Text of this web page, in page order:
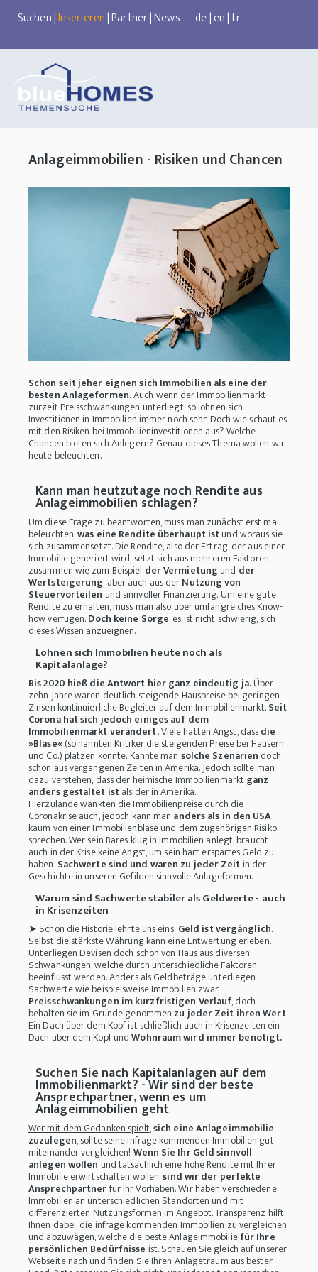
Suchen|Inserieren|Partner|News de|en|fr
Anlageimmobilien - Risiken und Chancen
Schon seit jeher eignen sich Immobilien als eine der
besten Anlageformen.Auch wenn der Immobilienmarkt
zurzeit Preisschwankungen unterliegt, so lohnen sich
Investitionen in Immobilien immer noch sehr. Doch wie schaut es
mit den Risiken bei Immobilieninvestitionen aus? Welche
Chancen bieten sich Anlegern? Genau dieses Thema wollen wir
heute beleuchten.
Kann man heutzutage noch Rendite aus
Anlageimmobilien schlagen?
Um diese Frage zu beantworten, muss man zunächst erst mal
beleuchten,was eine Rendite überhaupt istund woraus sie
sich zusammensetzt. Die Rendite, also der Ertrag, der aus einer
Immobilie generiert wird, setzt sich aus mehreren Faktoren
zusammen wie zum Beispiel der Vermietung und der
Wertsteigerung, aber auch aus derNutzung von
Steuervorteilen und sinnvoller Finanzierung. Um eine gute
Rendite zu erhalten, muss man also über umfangreiches Know-
how verfügen.Doch keine Sorge, es ist nicht schwierig, sich
dieses Wissen anzueignen.
Lohnen sich Immobilien heute noch als
Kapitalanlage?
Bis 2020 hieß die Antwort hier ganz eindeutig ja.Über
zehn Jahre waren deutlich steigende Hauspreise bei geringen
Zinsen kontinuierliche Begleiter auf dem Immobilienmarkt.Seit
Corona hat sich jedoch einiges auf dem
Immobilienmarkt verändert.Viele hatten Angst, dassdie
»Blase«(so nannten Kritiker die steigenden Preise bei Häusern
und Co.) platzen könnte. Kannte man solche Szenarien doch
schon aus vergangenen Zeiten in Amerika. Jedoch sollte man
dazu verstehen, dass der heimische Immobilienmarktganz
anders gestaltet istals der in Amerika.
Hierzulande wankten die Immobilienpreise durch die
Coronakrise auch, jedoch kann man anders als in den USA
kaum von einer Immobilienblase und dem zugehörigen Risiko
sprechen. Wer sein Bares klug in Immobilien anlegt, braucht
auch in der Krise keine Angst, um sein hart erspartes Geld zu
haben.Sachwerte sind und waren zu jeder Zeit in der
Geschichte in unseren Gefilden sinnvolle Anlageformen.
Warum sind Sachwerte stabiler als Geldwerte - auch
in Krisenzeiten
➤Schon die Historie lehrte uns eins: Geld ist vergänglich.
Selbst die stärkste Währung kann eine Entwertung erleben.
Unterliegen Devisen doch schon von Haus aus diversen
Schwankungen, welche durch unterschiedliche Faktoren
beeinflusst werden. Anders als Geldbeträge unterliegen
Sachwerte wie beispielsweise Immobilien zwar
Preisschwankungen im kurzfristigen Verlauf, doch
behalten sie im Grunde genommen zu jeder Zeit ihren Wert.
Ein Dach über dem Kopf ist schließlich auch in Krisenzeiten ein
Dach über dem Kopf undWohnraum wird immer benötigt.
Suchen Sie nach Kapitalanlagen auf dem
Immobilienmarkt? - Wir sind der beste
Ansprechpartner, wenn es um
Anlageimmobilien geht
Wer mit dem Gedanken spielt,sich eine Anlageimmobilie
zuzulegen, sollte seine infrage kommenden Immobilien gut
miteinander vergleichen! Wenn Sie Ihr Geld sinnvoll
anlegen wollen und tatsächlich eine hohe Rendite mit Ihrer
Immobilie erwirtschaften wollen,sind wir der perfekte
Ansprechpartnerfür Ihr Vorhaben. Wir haben verschiedene
Immobilien an unterschiedlichen Standorten und mit
differenzierten Nutzungsformen im Angebot. Transparenz hilft
Ihnen dabei, die infrage kommenden Immobilien zu vergleichen
und abzuwägen, welche die beste Anlageimmobiliefür Ihre
persönlichen Bedürfnisse ist. Schauen Sie gleich auf unserer
Webseite nach und finden Sie Ihren Anlagetraum aus bester